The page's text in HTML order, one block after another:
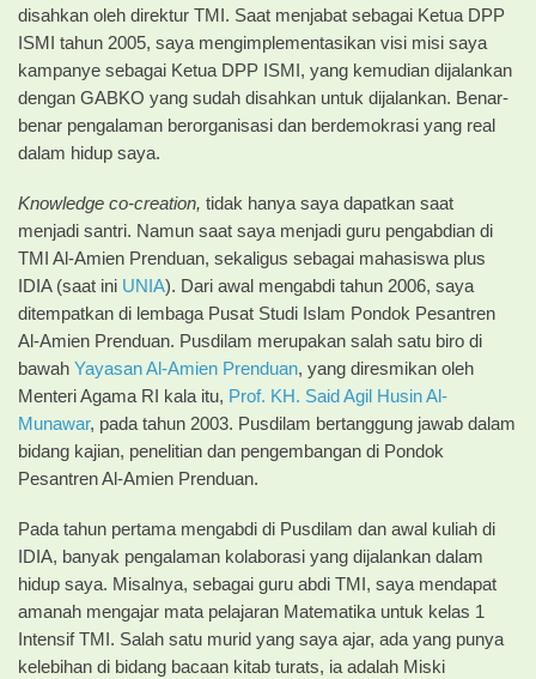
disahkan oleh direktur TMI. Saat menjabat sebagai Ketua DPP
ISMI tahun 2005, saya mengimplementasikan visi misi saya
kampanye sebagai Ketua DPP ISMI, yang kemudian dijalankan
dengan GABKO yang sudah disahkan untuk dijalankan. Benar-
benar pengalaman berorganisasi dan berdemokrasi yang real
dalam hidup saya.
Knowledge co-creation, tidak hanya saya dapatkan saat
menjadi santri. Namun saat saya menjadi guru pengabdian di
TMI Al-Amien Prenduan, sekaligus sebagai mahasiswa plus
IDIA (saat ini UNIA). Dari awal mengabdi tahun 2006, saya
ditempatkan di lembaga Pusat Studi Islam Pondok Pesantren
Al-Amien Prenduan. Pusdilam merupakan salah satu biro di
bawah Yayasan Al-Amien Prenduan, yang diresmikan oleh
Menteri Agama RI kala itu, Prof. KH. Said Agil Husin Al-
Munawar, pada tahun 2003. Pusdilam bertanggung jawab dalam
bidang kajian, penelitian dan pengembangan di Pondok
Pesantren Al-Amien Prenduan.
Pada tahun pertama mengabdi di Pusdilam dan awal kuliah di
IDIA, banyak pengalaman kolaborasi yang dijalankan dalam
hidup saya. Misalnya, sebagai guru abdi TMI, saya mendapat
amanah mengajar mata pelajaran Matematika untuk kelas 1
Intensif TMI. Salah satu murid yang saya ajar, ada yang punya
kelebihan di bidang bacaan kitab turats, ia adalah Miski